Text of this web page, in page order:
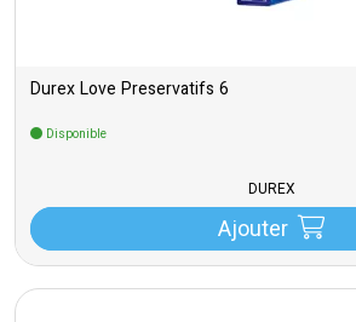
Durex Love Preservatifs 6
Disponible
DUREX
Ajouter